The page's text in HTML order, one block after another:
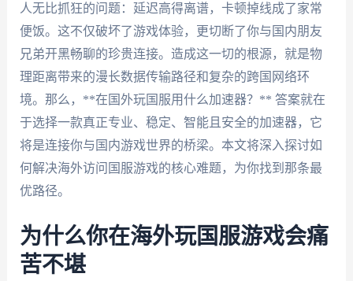
人无比抓狂的问题：延迟高得离谱，卡顿掉线成了家常
便饭。这不仅破坏了游戏体验，更切断了你与国内朋友
兄弟开黑畅聊的珍贵连接。造成这一切的根源，就是物
理距离带来的漫长数据传输路径和复杂的跨国网络环
境。那么，**在国外玩国服用什么加速器？** 答案就在
于选择一款真正专业、稳定、智能且安全的加速器，它
将是连接你与国内游戏世界的桥梁。本文将深入探讨如
何解决海外访问国服游戏的核心难题，为你找到那条最
优路径。
为什么你在海外玩国服游戏会痛
苦不堪